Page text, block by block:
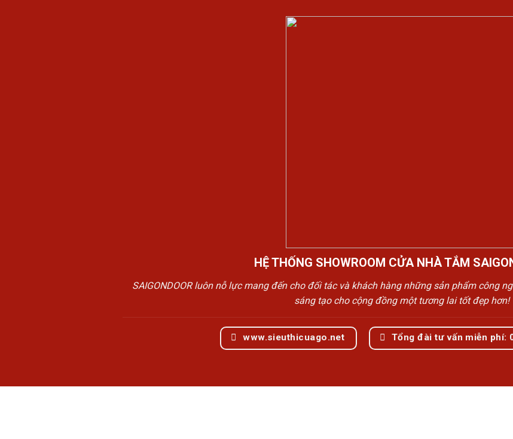
HỆ THỐNG SHOWROOM CỬA NHÀ TẮM
SAIGONDOOR luôn nỗ lực mang đến cho đối tác và khách hàng những sản phẩm công
sáng tạo cho cộng đồng một tương lai tốt đẹp hơn!
www.sieuthicuago.net Tổng đài tư vấn miễn phí: